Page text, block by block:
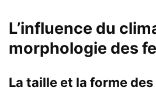
L’influence du
morphologie des
La taille et la forme